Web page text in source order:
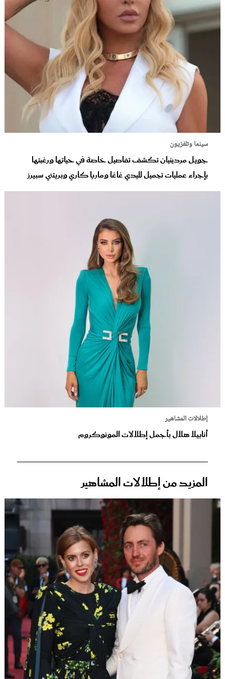
سينما وتلفزيون
جويل مردينيان تكشف تفاصيل خاصة في حياتها ورغبتها
بإجراء عمليات تجميل لليدي غاغا وماريا كاري وبريتني سبيرز
إطلالات المشاهير
أنابيلا هلال بأجمل إطلالات المونوكروم
المزيد من إطلالات المشاهير